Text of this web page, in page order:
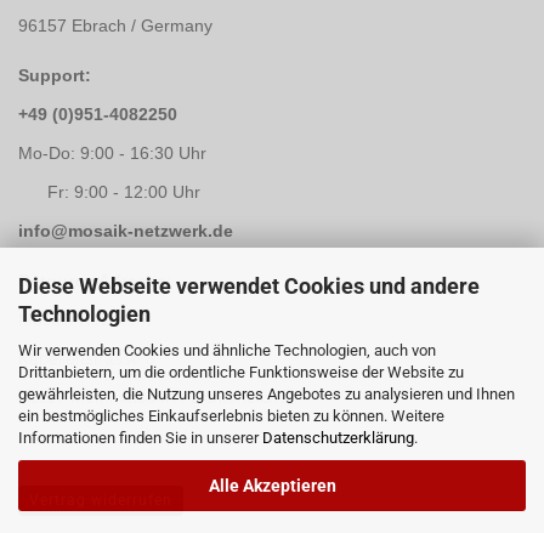
Diese Webseite verwendet Cookies und andere
Technologien
Wir verwenden Cookies und ähnliche Technologien, auch von
Drittanbietern, um die ordentliche Funktionsweise der Website zu
gewährleisten, die Nutzung unseres Angebotes zu analysieren und Ihnen
ein bestmögliches Einkaufserlebnis bieten zu können. Weitere
Informationen finden Sie in unserer Datenschutzerklärung.
Alle Akzeptieren
96157 Ebrach / Germany
Support:
+49 (0)951-4082250
Mo-Do: 9:00 - 16:30 Uhr
Fr: 9:00 - 12:00 Uhr
info@mosaik-netzwerk.de
Retouren Adresse:
Mosaik-Netzwerk
Kapellenstrasse 3
96117 Memmelsdorf / Lichteneiche